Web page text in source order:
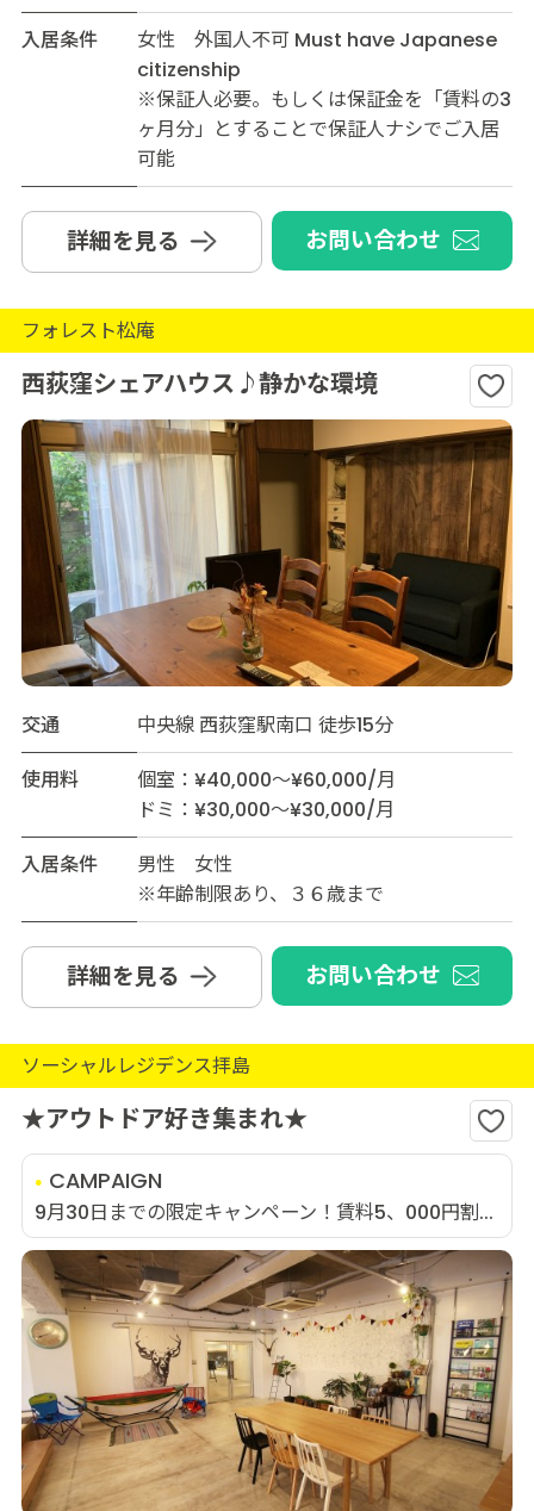
入居条件
女性 外国人不可 Must have Japanese
citizenship
※保証人必要。もしくは保証金を「賃料の3
ヶ月分」とすることで保証人ナシでご入居
可能
詳細を見る お問い合わせ
フォレスト松庵
西荻窪シェアハウス♪静かな環境
交通
中央線 西荻窪駅南口 徒歩15分
使用料
個室：¥40,000～¥60,000/月
ドミ：¥30,000～¥30,000/月
入居条件
男性 女性
※年齢制限あり、３６歳まで
詳細を見る お問い合わせ
ソーシャルレジデンス拝島
★アウトドア好き集まれ★
CAMPAIGN
9月30日までの限定キャンペーン！賃料5、000円割...